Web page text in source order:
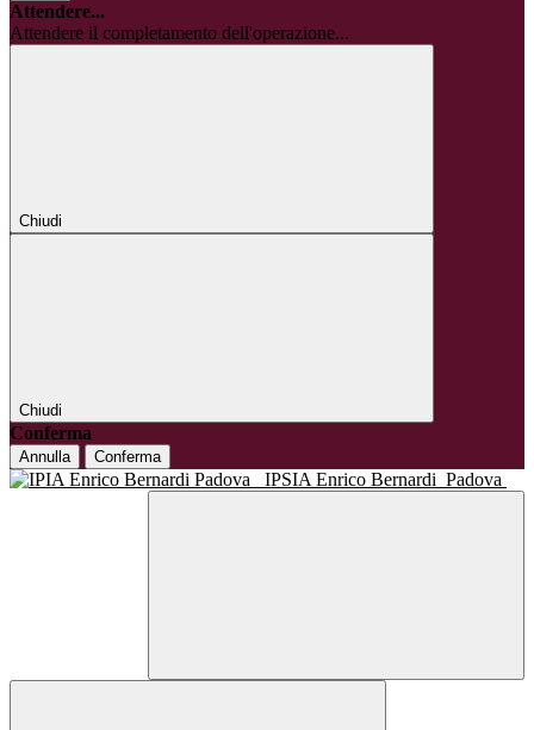
Attendere...
Attendere il completamento dell'operazione...
Chiudi
Chiudi
Conferma
Annulla Conferma
IPSIA Enrico Bernardi Padova